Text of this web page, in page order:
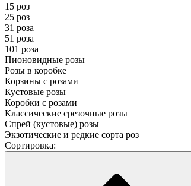
15 роз
25 роз
31 роза
51 роза
101 роза
Пионовидные розы
Розы в коробке
Корзины с розами
Кустовые розы
Коробки с розами
Классические срезочные розы
Спрей (кустовые) розы
Экзотические и редкие сорта роз
Сортировка: